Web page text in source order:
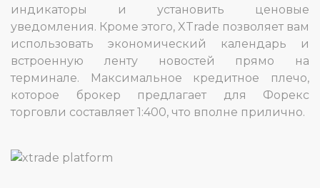
индикаторы и установить ценовые
уведомления. Кроме этого, XTrade позволяет вам
использовать экономический календарь и
встроенную ленту новостей прямо на
терминале. Максимальное кредитное плечо,
которое брокер предлагает для Форекс
торговли составляет 1:400, что вполне прилично.